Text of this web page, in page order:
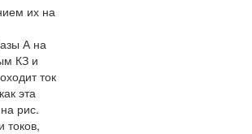
их на
А на
КЗ и
ток
эта
рис.
токов,